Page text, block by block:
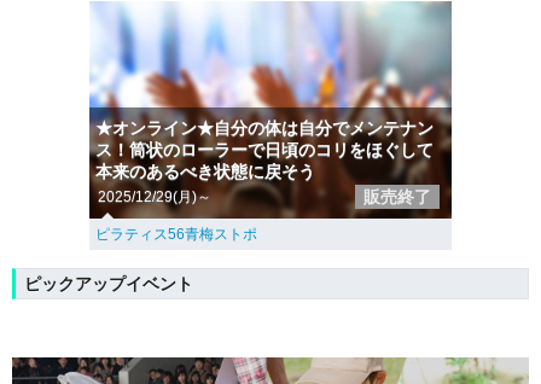
★オンライン★自分の体は自分でメンテナン
ス！筒状のローラーで日頃のコリをほぐして
本来のあるべき状態に戻そう
2025/12/29(月)～ 販売終了
ピラティス56青梅ストポ
ピックアップイベント